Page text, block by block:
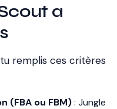
a
remplis ces critères
(FBA ou FBM): Jungle